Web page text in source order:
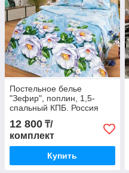
Постельное белье
"Зефир", поплин, 1,5-
спальный КПБ. Россия
12 800 ₸/
комплект
Купить